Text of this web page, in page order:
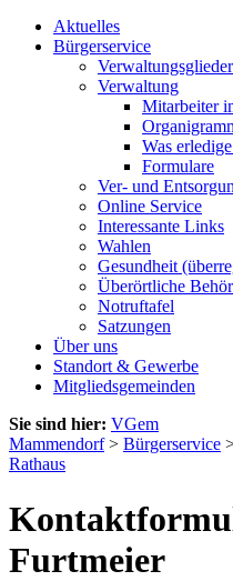
Aktuelles
Bürgerservice
Verwaltung
Mitarbeiter
Was
Formulare
Ver- und
Online Service
Interessante Links
Wahlen
Gesundheit
Überörtliche
Notruftafel
Satzungen
Über uns
Standort & Gewerbe
Mitgliedsgemeinden
Sie sind hier: VGem
Mammendorf> Bürgerservice
Rathaus
Furtmeier